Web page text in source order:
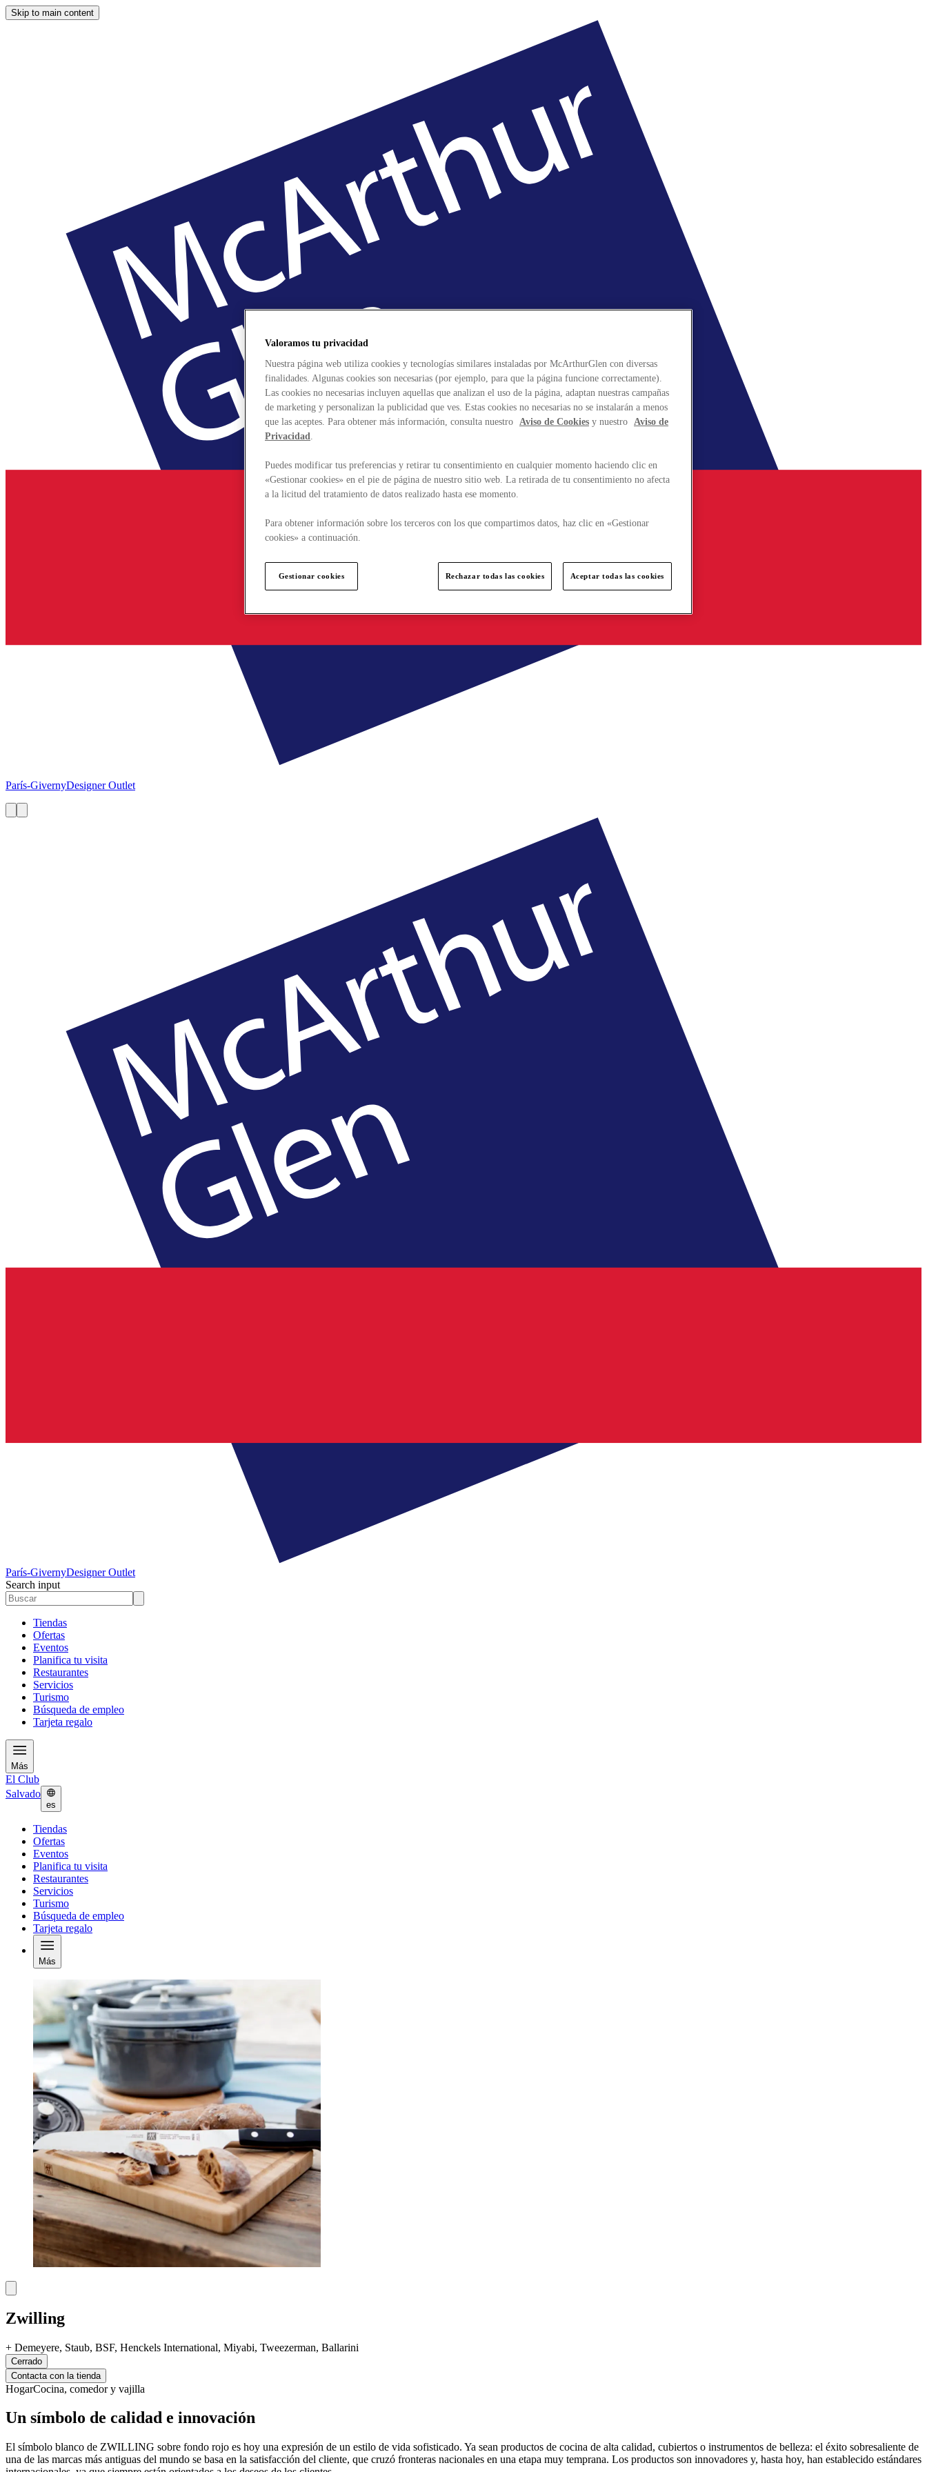
Skip to main content
París-GivernyDesigner Outlet
París-GivernyDesigner Outlet
Search input
Tiendas
Ofertas
Eventos
Planifica tu visita
Restaurantes
Servicios
Turismo
Búsqueda de empleo
Tarjeta regalo
Más
El Club
Salvado
es
Tiendas
Ofertas
Eventos
Planifica tu visita
Restaurantes
Servicios
Turismo
Búsqueda de empleo
Tarjeta regalo
Más
Zwilling
+ Demeyere, Staub, BSF, Henckels International, Miyabi, Tweezerman, Ballarini
Cerrado
Contacta con la tienda
HogarCocina, comedor y vajilla
Un símbolo de calidad e innovación
El símbolo blanco de ZWILLING sobre fondo rojo es hoy una expresión de un estilo de vida sofisticado. Ya sean productos de cocina de alta calidad, cubiertos o instrumentos de belleza: el éxito sobresaliente de
una de las marcas más antiguas del mundo se basa en la satisfacción del cliente, que cruzó fronteras nacionales en una etapa muy temprana. Los productos son innovadores y, hasta hoy, han establecido estándares
Valoramos tu privacidad
Nuestra página web utiliza cookies y tecnologías similares instaladas por McArthurGlen con diversas
finalidades. Algunas cookies son necesarias (por ejemplo, para que la página funcione correctamente).
Las cookies no necesarias incluyen aquellas que analizan el uso de la página, adaptan nuestras campañas
de marketing y personalizan la publicidad que ves. Estas cookies no necesarias no se instalarán a menos
que las aceptes. Para obtener más información, consulta nuestro Aviso de Cookies y nuestro Aviso de
Privacidad.
Puedes modificar tus preferencias y retirar tu consentimiento en cualquier momento haciendo clic en
«Gestionar cookies» en el pie de página de nuestro sitio web. La retirada de tu consentimiento no afecta
a la licitud del tratamiento de datos realizado hasta ese momento.
Para obtener información sobre los terceros con los que compartimos datos, haz clic en «Gestionar
cookies» a continuación.
Gestionar cookies Rechazar todas las cookies Aceptar todas las cookies